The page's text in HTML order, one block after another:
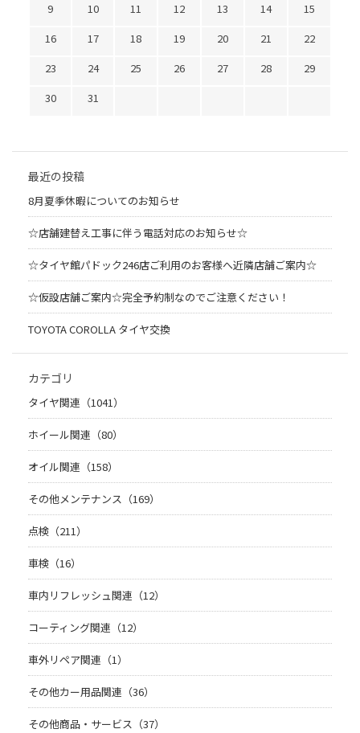
9
10 11 12 13 14
15
16
17 18 19 20 21
22
23
24 25 26 27 28
29
30
31
最近の投稿
8月夏季休暇についてのお知らせ
☆店舗建替え工事に伴う電話対応のお知らせ☆
☆タイヤ館パドック246店ご利用のお客様へ近隣店舗ご案内☆
☆仮設店舗ご案内☆完全予約制なのでご注意ください！
TOYOTA COROLLA タイヤ交換
カテゴリ
タイヤ関連（1041）
ホイール関連（80）
オイル関連（158）
その他メンテナンス（169）
点検（211）
車検（16）
車内リフレッシュ関連（12）
コーティング関連（12）
車外リペア関連（1）
その他カー用品関連（36）
その他商品・サービス（37）